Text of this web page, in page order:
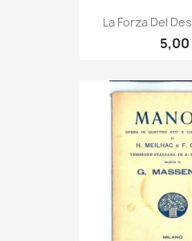
La Forza Del
5,00